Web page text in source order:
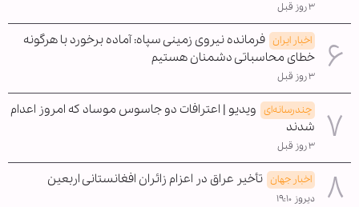
۳ روز قبل
اخبار ایران فرمانده نیروی زمینی سپاه: آماده برخورد با هرگونه
خطای محاسباتی دشمنان هستیم
۳ روز قبل
چندرسانه‌ای ویدیو | اعترافات دو جاسوس موساد که امروز اعدام
شدند
۳ روز قبل
اخبار جهان تأخیر عراق در اعزام زائران افغانستانی اربعین
دیروز ۱۹:۱۰